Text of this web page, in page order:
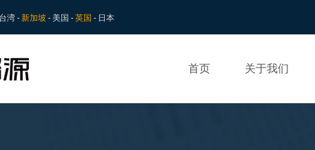
湾 - 新加坡 - 美国 - 英国 - 日本
首页 关于我们